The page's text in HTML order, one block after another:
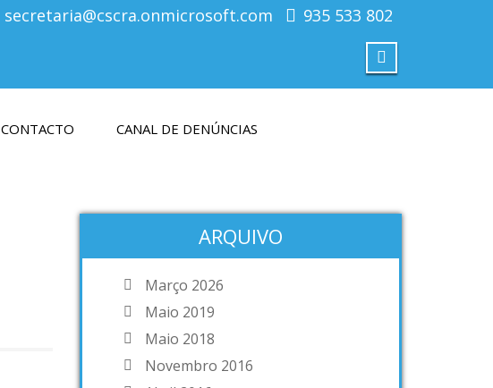
secretaria@cscra.onmicrosoft.com 935 533 802
CONTACTO CANAL DE DENÚNCIAS
ARQUIVO
Março 2026
Maio 2019
Maio 2018
Novembro 2016